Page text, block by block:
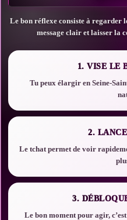
Le bon réflexe consiste à regarder
message clair et laisser la
1. VISE LE
Tu peux élargir en Seine-
2.
Le tchat permet de voir
3.
Le bon moment pour agir,